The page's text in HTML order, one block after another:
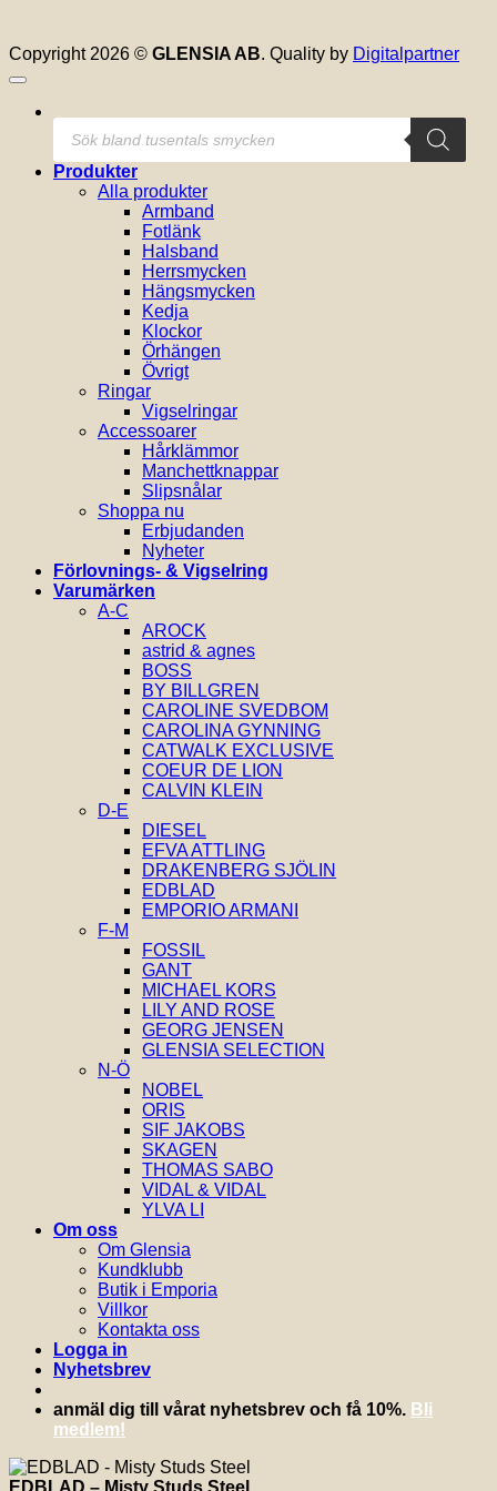
Copyright 2026 © GLENSIA AB. Quality by Digitalpartner
Produktsökning
Produkter
Alla produkter
Armband
Fotlänk
Halsband
Herrsmycken
Hängsmycken
Kedja
Klockor
Örhängen
Övrigt
Ringar
Vigselringar
Accessoarer
Hårklämmor
Manchettknappar
Slipsnålar
Shoppa nu
Erbjudanden
Nyheter
Förlovnings- & Vigselring
Varumärken
A-C
AROCK
astrid & agnes
BOSS
BY BILLGREN
CAROLINE SVEDBOM
CAROLINA GYNNING
CATWALK EXCLUSIVE
COEUR DE LION
CALVIN KLEIN
D-E
DIESEL
EFVA ATTLING
DRAKENBERG SJÖLIN
EDBLAD
EMPORIO ARMANI
F-M
FOSSIL
GANT
MICHAEL KORS
LILY AND ROSE
GEORG JENSEN
GLENSIA SELECTION
N-Ö
NOBEL
ORIS
SIF JAKOBS
SKAGEN
THOMAS SABO
VIDAL & VIDAL
YLVA LI
Om oss
Om Glensia
Kundklubb
Butik i Emporia
Villkor
Kontakta oss
Logga in
Nyhetsbrev
anmäl dig till vårat nyhetsbrev och få 10%. Bli
medlem!